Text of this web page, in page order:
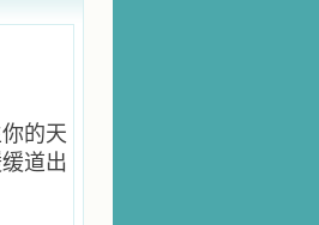
的天
道出